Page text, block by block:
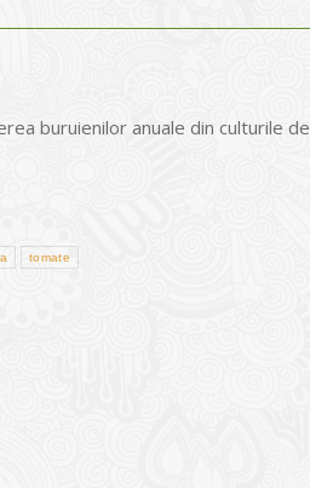
buruienilor anuale din culturile de
tomate